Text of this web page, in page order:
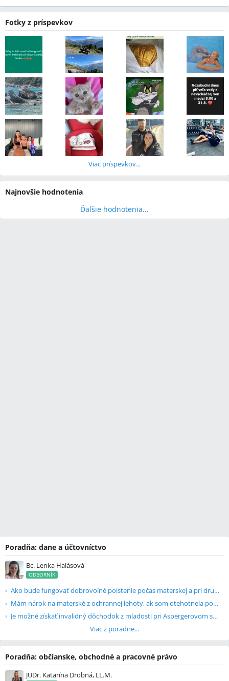
Fotky z príspevkov
Viac príspevkov...
Najnovšie hodnotenia
Ďalšie hodnotenia...
Poradňa: dane a účtovníctvo
Bc. Lenka Halásová
ODBORNÍK
Ako bude fungovať dobrovoľné poistenie počas materskej a pri druhom dieťati?
Mám nárok na materské z ochrannej lehoty, ak som otehotnela po skončení pracovného pomeru?
Je možné získať invalidný dôchodok z mladosti pri Aspergerovom syndróme?
Viac z poradne...
Poradňa: občianske, obchodné a pracovné právo
JUDr. Katarína Drobná, LL.M.